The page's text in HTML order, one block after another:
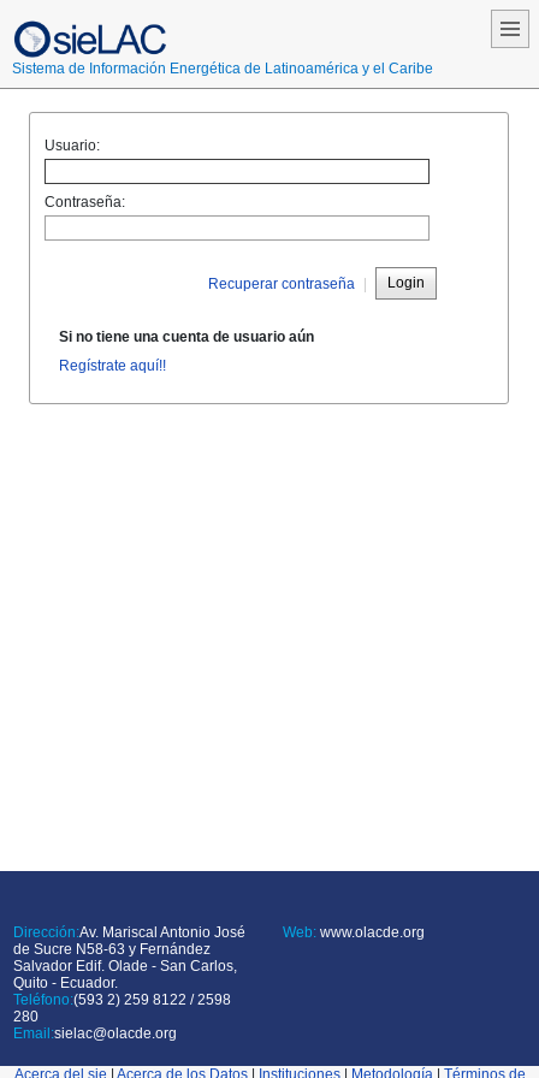
Sistema de Información Energética de Latinoamérica y el Caribe
Usuario:
Contraseña:
Recuperar contraseña | Login
Si no tiene una cuenta de usuario aún
Regístrate aquí!!
Dirección:Av. Mariscal Antonio José
de Sucre N58-63 y Fernández
Salvador Edif. Olade - San Carlos,
Quito - Ecuador.
Teléfono:(593 2) 259 8122 / 2598
280
Email:sielac@olacde.org
Web: www.olacde.org
Acerca del sie Acerca de los Datos| Instituciones| Metodología Términos de